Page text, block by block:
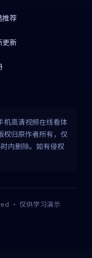
推荐
更新
机高清视频在线看体
权归原作者所有，仅
内删除。如有侵权
· 仅供学习演示